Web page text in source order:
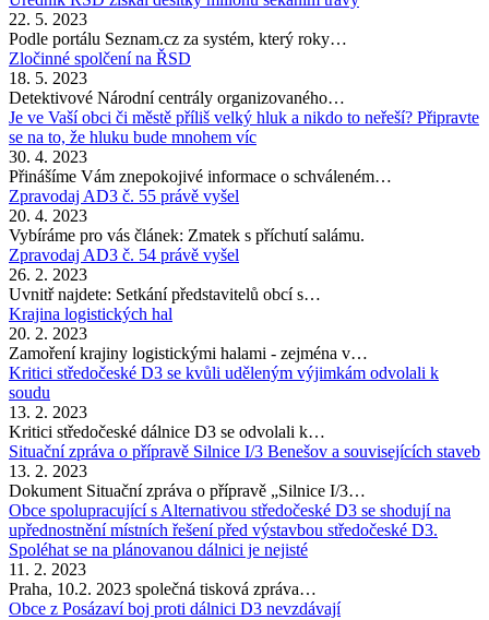
22. 5. 2023
Podle portálu Seznam.cz za systém, který roky…
Zločinné spolčení na ŘSD
18. 5. 2023
Detektivové Národní centrály organizovaného…
Je ve Vaší obci či městě příliš velký hluk a nikdo to neřeší? Připravte
se na to, že hluku bude mnohem víc
30. 4. 2023
Přinášíme Vám znepokojivé informace o schváleném…
Zpravodaj AD3 č. 55 právě vyšel
20. 4. 2023
Vybíráme pro vás článek: Zmatek s příchutí salámu.
Zpravodaj AD3 č. 54 právě vyšel
26. 2. 2023
Uvnitř najdete: Setkání představitelů obcí s…
Krajina logistických hal
20. 2. 2023
Zamoření krajiny logistickými halami - zejména v…
Kritici středočeské D3 se kvůli uděleným výjimkám odvolali k
soudu
13. 2. 2023
Kritici středočeské dálnice D3 se odvolali k…
Situační zpráva o přípravě Silnice I/3 Benešov a souvisejících staveb
13. 2. 2023
Dokument Situační zpráva o přípravě „Silnice I/3…
Obce spolupracující s Alternativou středočeské D3 se shodují na
upřednostnění místních řešení před výstavbou středočeské D3.
Spoléhat se na plánovanou dálnici je nejisté
11. 2. 2023
Praha, 10.2. 2023 společná tisková zpráva…
Obce z Posázaví boj proti dálnici D3 nevzdávají